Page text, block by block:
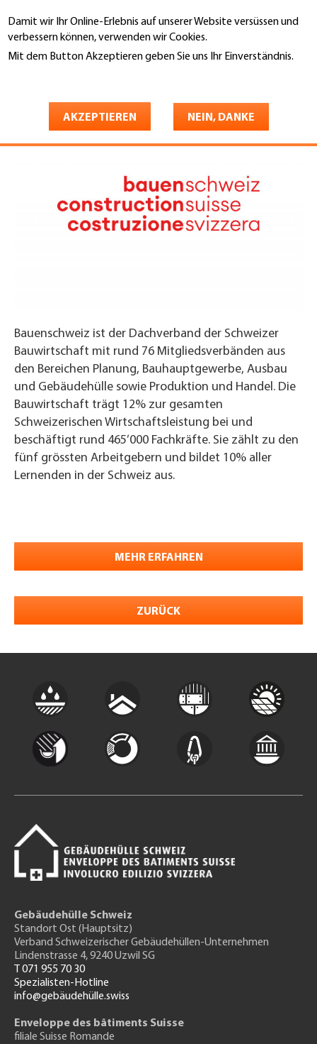
Damit wir Ihr Online-Erlebnis auf unserer Website versüssen und
verbessern können, verwenden wir Cookies.
Mit dem Button Akzeptieren geben Sie uns Ihr Einverständnis.
AKZEPTIEREN NEIN, DANKE
zum
Inhalt
Bauenschweiz
Bauenschweiz ist der Dachverband der Schweizer
Bauwirtschaft mit rund 76 Mitgliedsverbänden aus
den Bereichen Planung, Bauhauptgewerbe, Ausbau
und Gebäudehülle sowie Produktion und Handel. Die
Bauwirtschaft trägt 12% zur gesamten
Schweizerischen Wirtschaftsleistung bei und
beschäftigt rund 465’000 Fachkräfte. Sie zählt zu den
fünf grössten Arbeitgebern und bildet 10% aller
Lernenden in der Schweiz aus.
MEHR ERFAHREN
ZURÜCK
Gebäudehülle Schweiz
Standort Ost (Hauptsitz)
Verband Schweizerischer Gebäudehüllen-Unternehmen
Lindenstrasse 4, 9240 Uzwil SG
T 071 955 70 30
Spezialisten-Hotline
info@gebäudehülle.swiss
Enveloppe des bâtiments Suisse
filiale Suisse Romande